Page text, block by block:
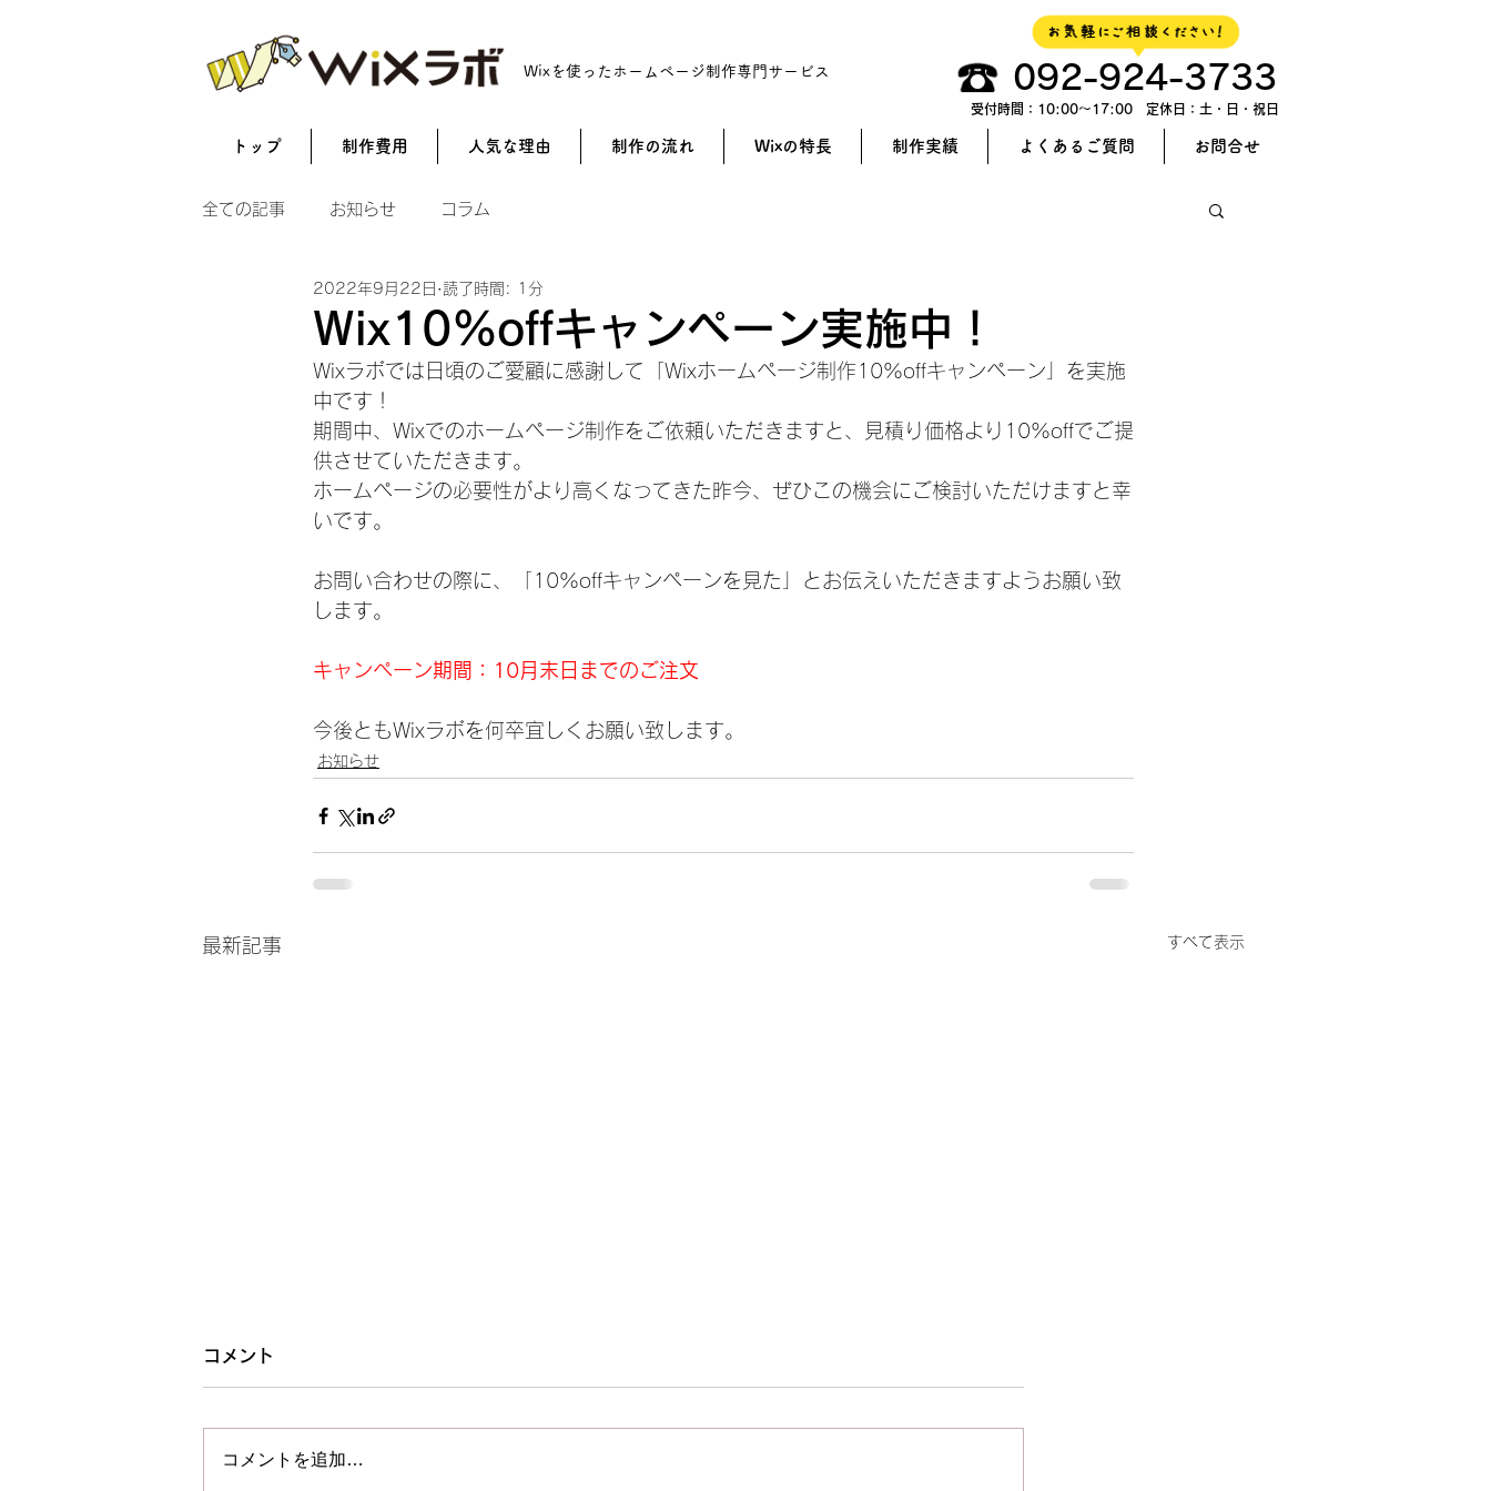
Wixを使ったホームページ制作専門サービス 092-924-3733
受付時間：10:00～17:00 定休日：土・日・祝日
トップ 制作費用 人気な理由 制作の流れ Wixの特長 制作実績 よくあるご質問 お問合せ
全ての記事 お知らせ コラム
Wix10%offキャンペーン実施中！
2022年9月22日 読了時間: 1分
Wixラボでは日頃のご愛顧に感謝して「Wixホームページ制作10%offキャンペーン」を実施
中です！
期間中、Wixでのホームページ制作をご依頼いただきますと、見積り価格より10%offでご提
供させていただきます。
ホームページの必要性がより高くなってきた昨今、ぜひこの機会にご検討いただけますと幸
いです。
お問い合わせの際に、「10%offキャンペーンを見た」とお伝えいただきますようお願い致
します。
キャンペーン期間：10月末日までのご注文
今後ともWixラボを何卒宜しくお願い致します。
お知らせ
最新記事 すべて表示
ホームページリニューアルの
お知らせ
を全面リニューアルいたしまし
コメント
コメントを追加…